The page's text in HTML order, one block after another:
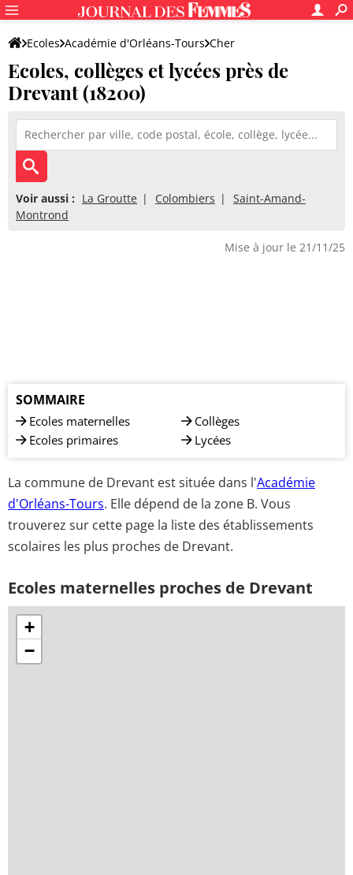
Ecoles Académie d'Orléans-Tours Cher
Ecoles, collèges et lycées près de
Drevant (18200)
Voir aussi : La Groutte Colombiers
Saint-Amand-
Montrond
Mise à jour le 21/11/25
SOMMAIRE
Ecoles maternelles
Ecoles primaires
Collèges
Lycées
La commune de Drevant est située dans l'Académie
d'Orléans-Tours. Elle dépend de la zone B. Vous
trouverez sur cette page la liste des établissements
scolaires les plus proches de Drevant.
Ecoles maternelles proches de Drevant
+
−